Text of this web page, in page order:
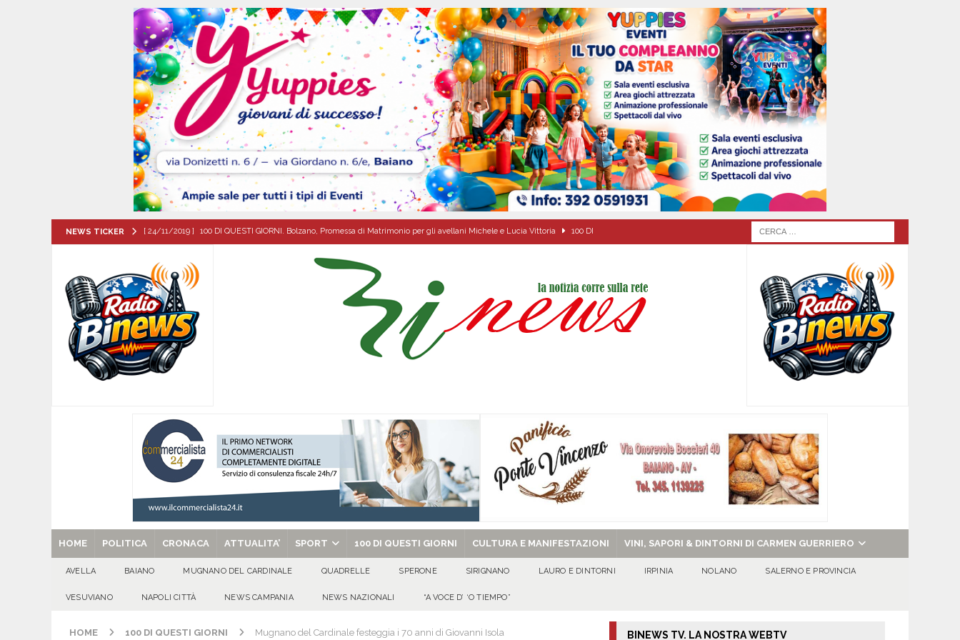
NEWS TICKER [ 24/11/2019 ] 100 DI QUESTI GIORNI. Bolzano, Promessa di Matrimonio per gli avellani Michele e Lucia Vittoria 100 DI
[ 06/08/2026 ] ‘O PRUVERBIO D’ ‘O JUORNO. Giovedì 6 agosto 2026 ALMANACCO
[ 06/08/2026 ] ALMANACCO DEL GIORNO. Giovedí, 6 Agosto 2026 ALMANACCO
[ 06/08/2026 ] SANT’Oggi. Giovedì 6 agosto si celebra la Trasfigurazione del Signore e sant’Ormisda EVIDENZA
[ 05/08/2026 ] Taurano, il Centro Estivo Comunale si chiude con una serata di emozioni e il primo campeggio nel Convento di
San Giovanni del Palco
[ 29/08/2025 ] SANT’Oggi. Venerdì 29 agosto la chiesa celebra il Martirio di san Giovanni Battista e santa Sabina
HOME POLITICA CRONACA ATTUALITA’ SPORT 100 DI QUESTI GIORNI CULTURA E MANIFESTAZIONI VINI, SAPORI & DINTORNI DI CARMEN GUERRIERO
AVELLA BAIANO MUGNANO DEL CARDINALE QUADRELLE SPERONE SIRIGNANO LAURO E DINTORNI IRPINIA NOLANO SALERNO E PROVINCIA
VESUVIANO NAPOLI CITTÀ NEWS CAMPANIA NEWS NAZIONALI “A VOCE D’ ‘O TIEMPO”
HOME 100 DI QUESTI GIORNI Mugnano del Cardinale festeggia i 70 anni di Giovanni Isola BINEWS TV. LA NOSTRA WEBTV